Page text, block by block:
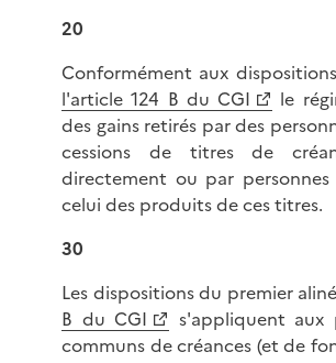
20
Conformément aux
l'article 124 B du CGI
le
des gains retirés par des
cessions de titres de
directement ou par personnes
celui des produits de ces titres.
30
Les dispositions du premier
B du CGI
s'appliquent aux
communs de créances (et de